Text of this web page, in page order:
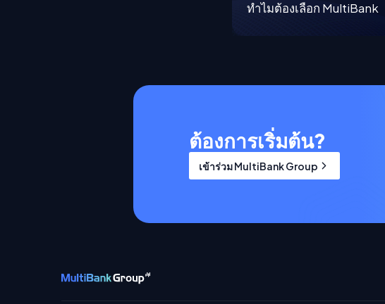
ทำไมต้องเลือก MultiBank
ต้องการเริ่มต้น?
เข้าร่วม MultiBank Group